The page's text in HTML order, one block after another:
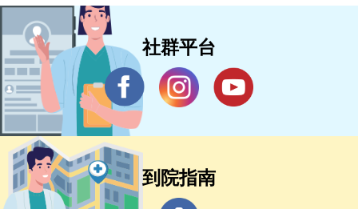
社群平台
到院指南